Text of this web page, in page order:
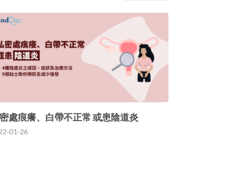
處痕癢、白帶不正常 或患陰道炎
01-26